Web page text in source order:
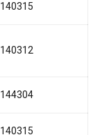
140315
140312
144304
140315